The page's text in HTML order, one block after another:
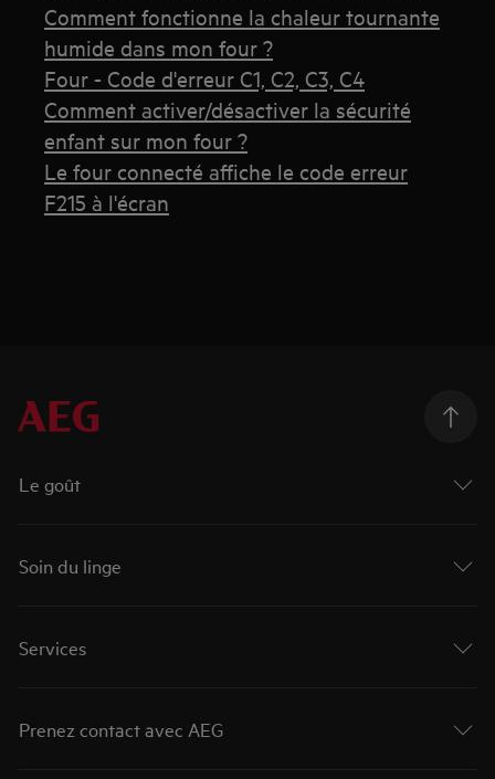
Comment fonctionne la chaleur tournante
humide dans mon four ?
Four - Code d'erreur C1, C2, C3, C4
Comment activer/désactiver la sécurité
enfant sur mon four ?
Le four connecté affiche le code erreur
F215 à l'écran
Le goût
Soin du linge
Services
Prenez contact avec AEG